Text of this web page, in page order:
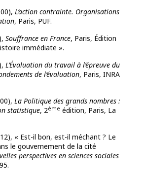
L’action contrainte. Organisations
, Paris, PUF.
Souffrance en France, Paris, Édition
immédiate ».
L’Évaluation du travail à l’épreuve du
de l’évaluation, Paris, INRA
La Politique des grands nombres :
statistique, 2ème édition, Paris, La
« Est-il bon, est-il méchant ? Le
le gouvernement de la cité
perspectives en sciences sociales